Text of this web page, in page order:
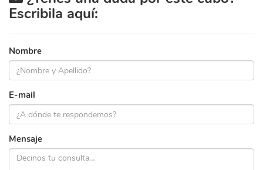
Escribila aquí:
Nombre
E-mail
Mensaje